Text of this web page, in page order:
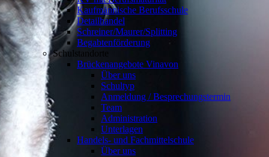
Kaufmännische Berufsschule
Detailhandel
Schreiner/Maurer/Splitting
Begabtenförderung
Schulstandorte
Brückenangebote Vinavon
Über uns
Schultyp
Anmeldung / Besprechungstermin
Team
Administration
Unterlagen
Handels- und Fachmittelschule
Über uns